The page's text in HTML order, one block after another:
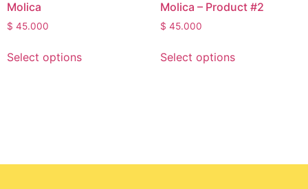
Molica
$ 45.000
Select options
Molica – Product #2
$ 45.000
Select options